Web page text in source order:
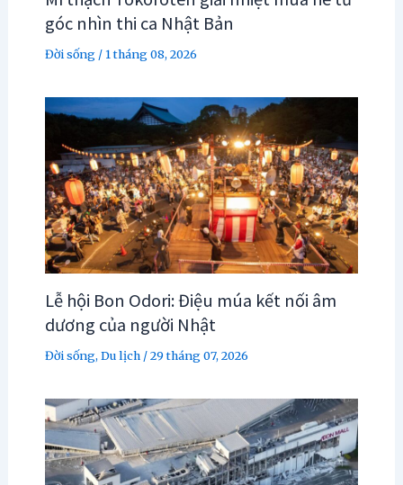
góc nhìn thi ca Nhật Bản
Đời sống/1 tháng 08, 2026
Lễ hội Bon Odori: Điệu múa kết nối âm
dương của người Nhật
Đời sống,Du lịch/29 tháng 07, 2026